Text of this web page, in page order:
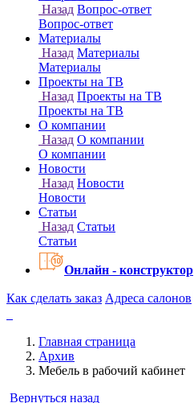
Онлайн - конструктор
Как сделать заказ Адреса салонов
Главная страница
Архив
Мебель в рабочий кабинет
Вернуться назад